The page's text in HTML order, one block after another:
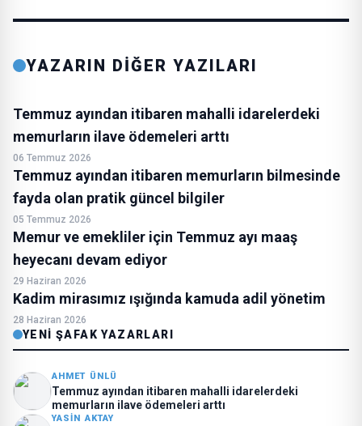
YAZARIN DİĞER YAZILARI
Temmuz ayından itibaren mahalli idarelerdeki
memurların ilave ödemeleri arttı
06 Temmuz 2026
Temmuz ayından itibaren memurların bilmesinde
fayda olan pratik güncel bilgiler
05 Temmuz 2026
Memur ve emekliler için Temmuz ayı maaş
heyecanı devam ediyor
29 Haziran 2026
Kadim mirasımız ışığında kamuda adil yönetim
28 Haziran 2026
YENI ŞAFAK YAZARLARI
AHMET ÜNLÜ
Temmuz ayından itibaren mahalli idarelerdeki
memurların ilave ödemeleri arttı
YASIN AKTAY